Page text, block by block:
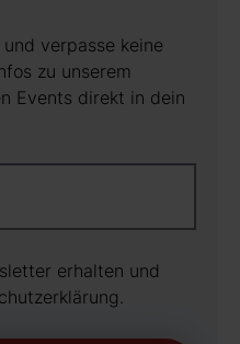
verpasse keine
zu unserem
Events direkt in dein
erhalten und